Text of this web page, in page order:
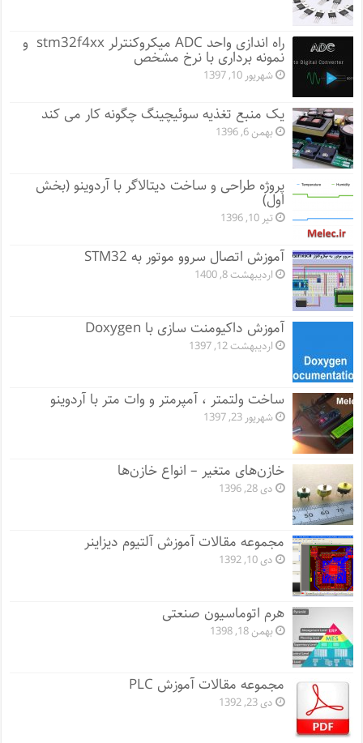
راه اندازی واحد ADC میکروکنترلر stm32f4xx و
نمونه برداری با نرخ مشخص
شهریور 10, 1397
یک منبع تغذیه سوئیچینگ چگونه کار می کند
بهمن 6, 1396
پروژه طراحی و ساخت دیتالاگر با آردوینو (بخش
اول)
تیر 10, 1396
آموزش اتصال سروو موتور به STM32
اردیبهشت 8, 1400
آموزش داکیومنت سازی با Doxygen
اردیبهشت 12, 1397
ساخت ولتمتر ، آمپرمتر و وات متر با آردوینو
شهریور 23, 1397
خازن‌های متغیر – انواع خازن‌ها
دی 28, 1396
مجموعه مقالات آموزش آلتیوم دیزاینر
دی 10, 1392
هرم اتوماسیون صنعتی
بهمن 18, 1398
مجموعه مقالات آموزش PLC
دی 23, 1392